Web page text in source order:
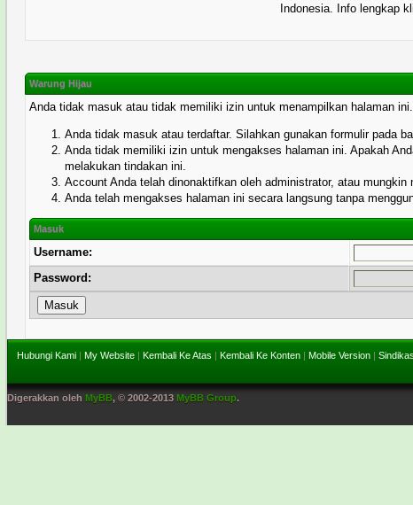
Indonesia. Info lengkap
Warung Hijau
Anda tidak masuk atau tidak memiliki izin untuk menampilkan halaman
Anda tidak masuk atau terdaftar. Silahkan gunakan formulir pada
Anda tidak memiliki izin untuk mengakses halaman ini. Apakah
melakukan tindakan ini.
Account Anda telah dinonaktifkan oleh administrator, atau mungkin
Anda telah mengakses halaman ini secara langsung tanpa
Masuk
Username:
Password:
Hubungi Kami | My Website | Kembali Ke Atas | Kembali Ke Konten | Mobile Version |
Digerakkan oleh MyBB, © 2002-2013 MyBB Group.